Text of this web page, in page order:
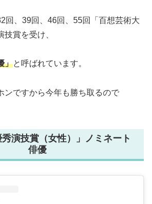
回、39回、46回、55回「百想芸術大
賞を受け、
」と呼ばれています。
ンですから今年も勝ち取るので
演技賞（女性）」ノミネート
俳優